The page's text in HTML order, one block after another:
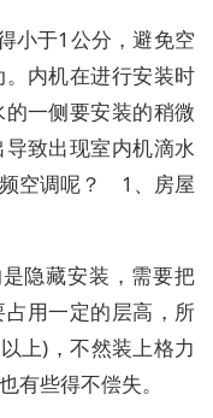
小于1公分，避免空
内机在进行安装时
一侧要安装的稍微
致出现室内机滴水
空调呢？ 1、房屋
隐藏安装，需要把
用一定的层高，所
上)，不然装上格力
有些得不偿失。